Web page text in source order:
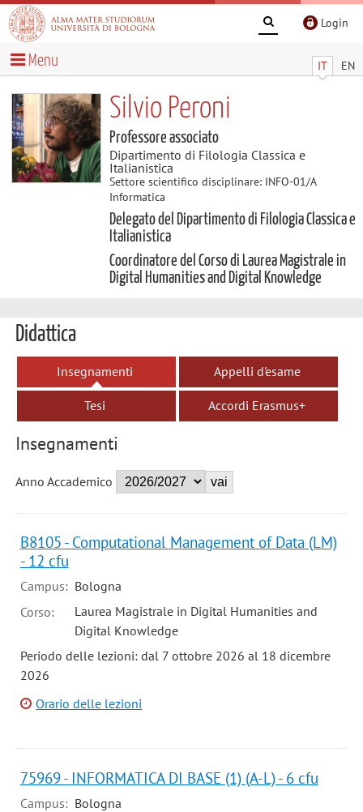
Login
IT EN
Menu
Silvio Peroni
Professore associato
Dipartimento di Filologia Classica e
Italianistica
Settore scientifico disciplinare: INFO-01/A
Informatica
Delegato del Dipartimento di Filologia Classica e
Italianistica
Coordinatore del Corso di Laurea Magistrale in
Digital Humanities and Digital Knowledge
Didattica
Insegnamenti Appelli d'esame
Tesi Accordi Erasmus+
Insegnamenti
Anno Accademico
B8105 - Computational Management of Data (LM)
- 12 cfu
Campus: Bologna
Corso:
Laurea Magistrale in Digital Humanities and
Digital Knowledge
Periodo delle lezioni: dal 7 ottobre 2026 al 18 dicembre
2026
Orario delle lezioni
75969 - INFORMATICA DI BASE (1) (A-L) - 6 cfu
Campus: Bologna